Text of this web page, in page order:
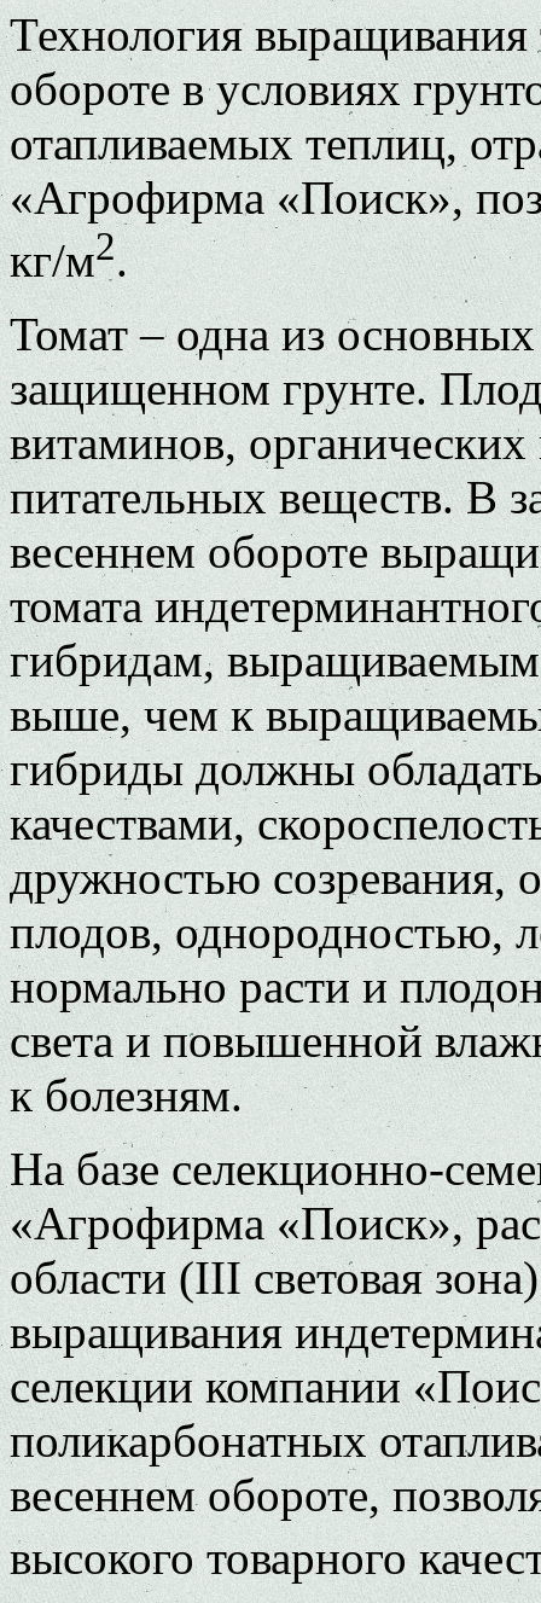
Технология выращивания
обороте в условиях
отапливаемых теплиц,
«Агрофирма «Поиск»,
кг/м2.
Томат – одна из
защищенном грунте.
витаминов,
питательных веществ. В
весеннем обороте
томата
гибридам,
выше, чем к
гибриды должны
качествами,
дружностью созревания,
плодов, однородностью,
нормально расти и
света и повышенной
к болезням.
На базе селекционно-
«Агрофирма «Поиск»,
области (III световая
выращивания
селекции компании
поликарбонатных
весеннем обороте,
высокого товарного